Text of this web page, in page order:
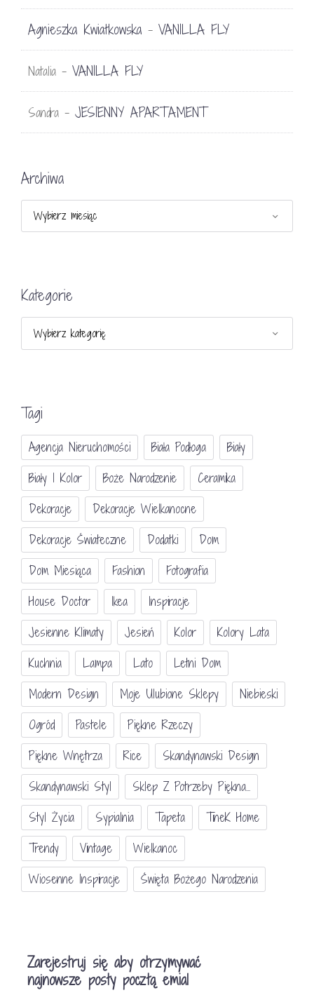
Agnieszka Kwiatkowska - VANILLA FLY
Natalia - VANILLA FLY
Sandra - JESIENNY APARTAMENT
Archiwa
Archiwa
Kategorie
Tagi
Agencja Nieruchomości Biała Podłoga
Biały
Biały I Kolor
Boże Narodzenie
Ceramika
Dekoracje
Dekoracje Wielkanocne
Dekoracje Świateczne
Dodatki
Dom
Dom Miesiąca
Fashion
Fotografia
House Doctor
Ikea
Inspiracje
Jesienne Klimaty
Jesień Kolor
Kolory Lata
Kuchnia
Lampa Lato
Letni Dom
Modern Design
Moje Ulubione Sklepy
Niebieski
Ogród
Pastele
Piękne Rzeczy
Piękne Wnętrza
Rice
Skandynawski Design
Skandynawski Styl
Sklep Z Potrzeby Piękna...
Styl Życia
Sypialnia Tapeta
TineK Home
Trendy
Vintage
Wielkanoc
Wiosenne Inspiracje
Święta Bożego Narodzenia
Zarejestruj się aby otrzymywać
najnowsze posty pocztą emial